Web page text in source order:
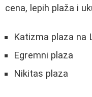
cena, lepih plaža i
Katizma plaza na
Egremni plaza
Nikitas plaza